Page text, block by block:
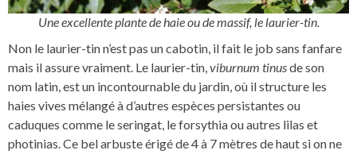
Une excellente plante de haie ou de massif, le laurier-tin.
Non le laurier-tin n’est pas un cabotin, il fait le job sans fanfare
mais il assure vraiment. Le laurier-tin,viburnum tinusde son
nom latin, est un incontournable du jardin, où il structure les
haies vives mélangé à d’autres espèces persistantes ou
caduques comme le seringat, le forsythia ou autres lilas et
photinias. Ce bel arbuste érigé de 4 à 7 mètres de haut si on ne